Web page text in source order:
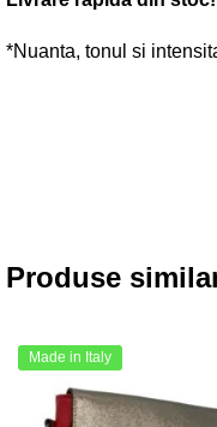
*Nuanta, tonul si
Produse
Made in Italy